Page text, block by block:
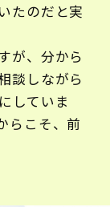
たのだと実
が、分から
談しながら
していま
らこそ、前